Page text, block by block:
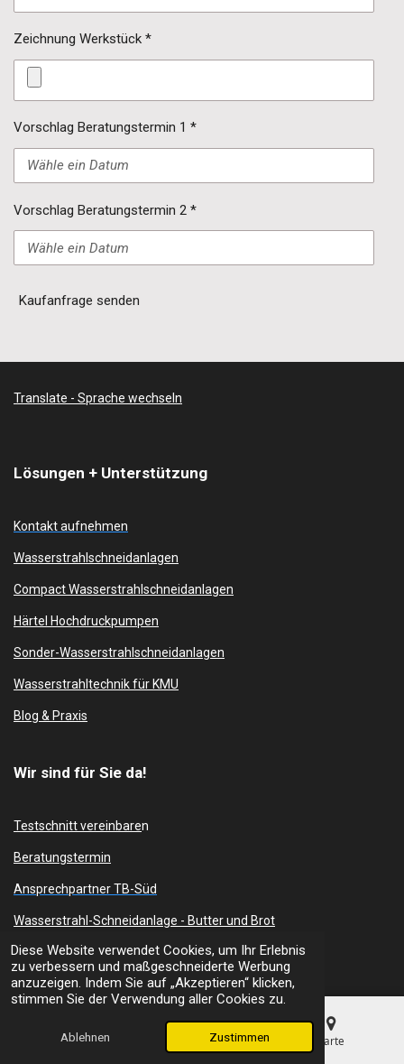
Diese Website verwendet Cookies, um Ihr Erlebnis
zu verbessern und maßgeschneiderte Werbung
anzuzeigen. Indem Sie auf „Akzeptieren“ klicken,
stimmen Sie der Verwendung aller Cookies zu.
Ablehnen Zustimmen
Zeichnung Werkstück *
Vorschlag Beratungstermin 1 *
Vorschlag Beratungstermin 2 *
Kaufanfrage senden
Translate - Sprache wechseln
Lösungen + Unterstützung
Kontakt aufnehmen
Wasserstrahlschneidanlagen
Compact Wasserstrahlschneidanlagen
Härtel Hochdruckpumpen
Sonder-Wasserstrahlschneidanlagen
Wasserstrahltechnik für KMU
Blog & Praxis
Wir sind für Sie da!
Testschnitt vereinbaren
Beratungstermin
Ansprechpartner TB-Süd
Wasserstrahl-Schneidanlage - Butter und Brot
Schneidanlage anbieten
Schneidanlagen-Berater
Unternehmen
E-Mail Telefon Karte